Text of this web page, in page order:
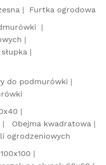
Furtka ogrodowa
do podmurówki
Obejma kwadratowa
ogrodzeniowych